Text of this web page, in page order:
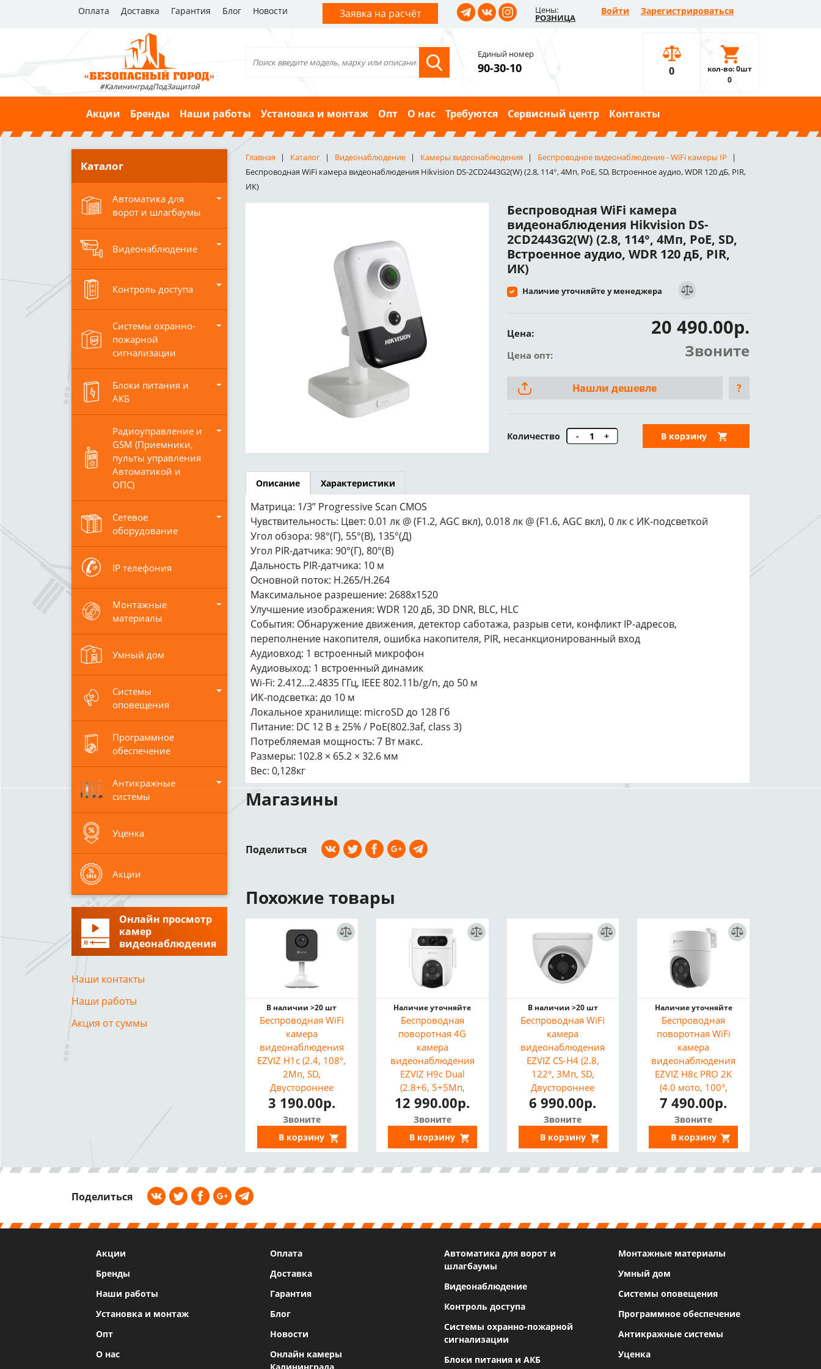
Оплата Доставка Гарантия Блог Новости Заявка на расчёт Цены:
РОЗНИЦА
Войти Зарегистрироваться
#КалининградПодЗащитой
Единый номер
90-30-10 0
кол-во: 0шт
0
Акции Бренды Наши работы Установка и монтаж Опт О нас Требуются Сервисный центр Контакты
Каталог
Автоматика для
ворот и шлагбаумы
Видеонаблюдение
Контроль доступа
Системы охранно-
пожарной
сигнализации
Блоки питания и
АКБ
Радиоуправление и
GSM (Приемники,
пульты управления
Автоматикой и
ОПС)
Сетевое
оборудование
IP телефония
Монтажные
материалы
Умный дом
Системы
оповещения
Программное
обеспечение
Антикражные
системы
Уценка
Акции
Онлайн просмотр
камер
видеонаблюдения
Наши контакты
Наши работы
Акция от суммы
Главная Каталог Видеонаблюдение Камеры видеонаблюдения
Беспроводное видеонаблюдение - WiFi камеры IP
Беспроводная WiFi камера видеонаблюдения Hikvision DS-2CD2443G2(W) (2.8, 114°, 4Мп, PoE, SD, Встроенное аудио, WDR 120 дБ, PIR,
ИК)
Беспроводная WiFi камера
видеонаблюдения Hikvision DS-
2CD2443G2(W) (2.8, 114°, 4Мп, PoE, SD,
Встроенное аудио, WDR 120 дБ, PIR,
ИК)
Наличие уточняйте у менеджера
Цена: 20 490.00р.
Цена опт: Звоните
Нашли дешевле ?
Количество - + В корзину
Описание Характеристики
Матрица: 1/3’’ Progressive Scan CMOS
Чувствительность: Цвет: 0.01 лк @ (F1.2, AGC вкл), 0.018 лк @ (F1.6, AGC вкл), 0 лк с ИК-подсветкой
Угол обзора: 98°(Г), 55°(В), 135°(Д)
Угол PIR-датчика: 90°(Г), 80°(В)
Дальность PIR-датчика: 10 м
Основной поток: H.265/H.264
Максимальное разрешение: 2688x1520
Улучшение изображения: WDR 120 дБ, 3D DNR, BLC, HLC
События: Обнаружение движения, детектор саботажа, разрыв сети, конфликт IP-адресов,
переполнение накопителя, ошибка накопителя, PIR, несанкционированный вход
Аудиовход: 1 встроенный микрофон
Аудиовыход: 1 встроенный динамик
Wi-Fi: 2.412...2.4835 ГГц, IEEE 802.11b/g/n, до 50 м
ИК-подсветка: до 10 м
Локальное хранилище: microSD до 128 Гб
Питание: DC 12 В ± 25% / PoE(802.3af, class 3)
Потребляемая мощность: 7 Вт макс.
Размеры: 102.8 × 65.2 × 32.6 мм
Вес: 0,128кг
Магазины
Поделиться
Похожие товары
В наличии >20 шт
Беспроводная WiFi
камера
видеонаблюдения
EZVIZ H1c (2.4, 108°,
2Мп, SD,
Двустороннее
аудио, Детекция
движения, Сирена,
H265, ИК 10м, USB
Type C)
3 190.00р.
Звоните
В корзину
Наличие уточняйте
Беспроводная
поворотная 4G
камера
видеонаблюдения
EZVIZ H9c Dual
(2.8+6, 5+5Мп,
360°, SD,
Двустороннее
аудио, Цвет в
темноте, ИИ)
12 990.00р.
Звоните
В корзину
В наличии >20 шт
Беспроводная WiFi
камера
видеонаблюдения
EZVIZ CS-H4 (2.8,
122°, 3Мп, SD,
Двустороннее
аудио, Цвет в
темноте,
Стробоскоп,
Сирена, ИИ, IP67)
6 990.00р.
Звоните
В корзину
Наличие уточняйте
Беспроводная
поворотная WiFi
камера
видеонаблюдения
EZVIZ H8c PRO 2K
(4.0 мото, 100°,
3(2)Мп, SD,
Двустороннее
аудио, Цвет в
темноте, СЗУ)
7 490.00р.
Звоните
В корзину
Поделиться
Акции
Бренды
Наши работы
Установка и монтаж
Опт
О нас
Оплата
Доставка
Гарантия
Блог
Новости
Онлайн камеры
Автоматика для ворот и
шлагбаумы
Видеонаблюдение
Контроль доступа
Системы охранно-пожарной
сигнализации
Блоки питания и АКБ
Монтажные материалы
Умный дом
Системы оповещения
Программное обеспечение
Антикражные системы
Уценка